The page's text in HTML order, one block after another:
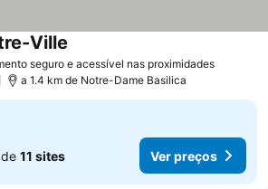
seguro e acessível nas proximidades
Ville
a 1.4 km de Notre-Dame Basilica
11 sites Ver preços